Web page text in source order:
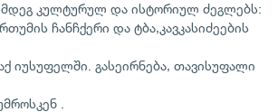
კულტურულ და ისტორიულ ძეგლებს:
ჩანჩქერი და ტბა,კავკასიძეების
იუსუფელში. გასეირნება, თავისუფალი
.